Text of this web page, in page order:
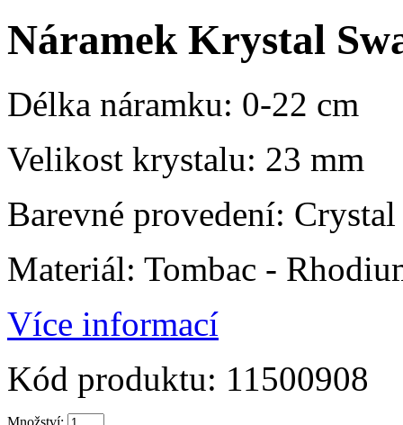
Náramek Krystal
Délka náramku: 0-22 cm
Velikost krystalu: 23 mm
Barevné provedení: Crystal
Materiál: Tombac -
Více informací
Kód produktu: 11500908
Množství: